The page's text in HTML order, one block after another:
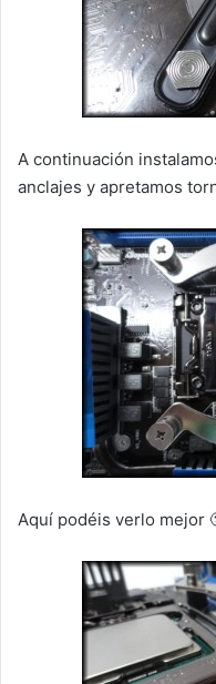
A continuación
anclajes y apretamos
Aquí podéis verlo mejor